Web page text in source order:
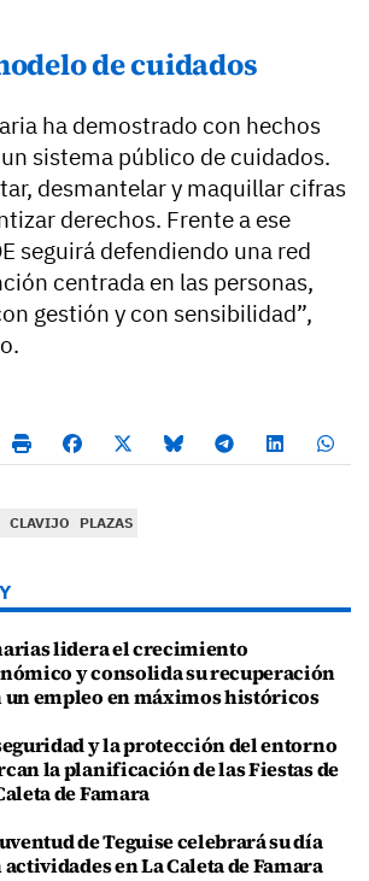
de cuidados
ha demostrado con hechos
sistema público de cuidados.
desmantelar y maquillar cifras
derechos. Frente a ese
seguirá defendiendo una red
centrada en las personas,
gestión y con sensibilidad”,
CLAVIJO PLAZAS
lidera el crecimiento
y consolida su recuperación
un empleo en máximos históricos
y la protección del entorno
la planificación de las Fiestas de
de Famara
de Teguise celebrará su día
en La Caleta de Famara